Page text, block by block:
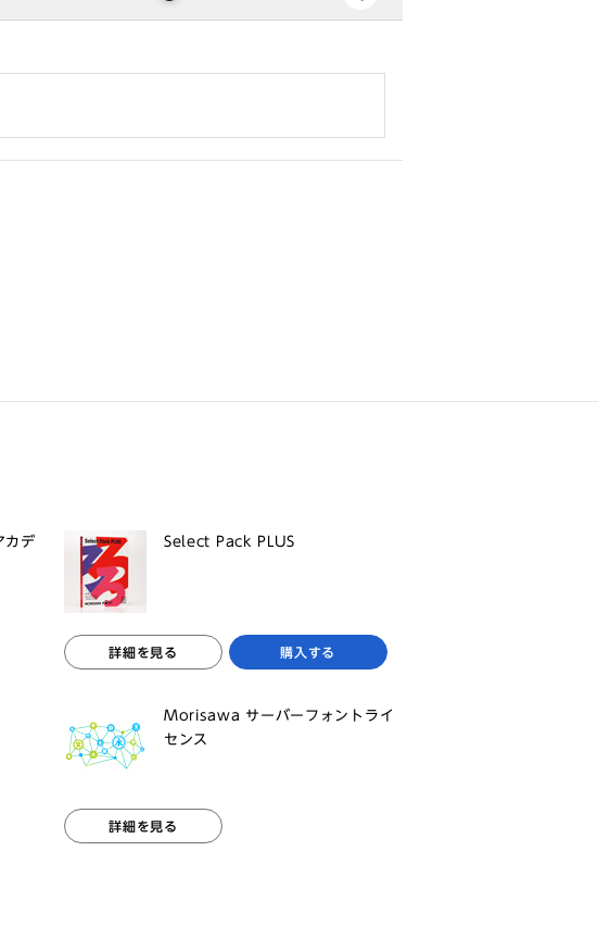
カデ
Select Pack PLUS
詳細を見る 購入する
Morisawa サーバーフォントライ
センス
詳細を見る